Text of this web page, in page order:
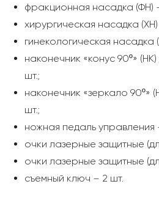
фракционная насадка (ФН)
хирургическая насадка (ХН)
гинекологическая насадка
наконечник «конус 90º»
шт.;
наконечник «зеркало 90º»
шт.;
ножная педаль управления
очки лазерные защитные
очки лазерные защитные
съемный ключ – 2 шт.